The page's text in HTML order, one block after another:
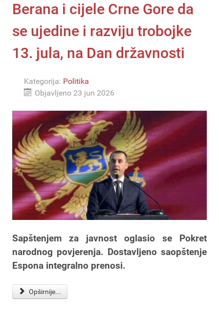
Berana i cijele Crne Gore da
se ujedine i razviju trobojke
13. jula, na Dan državnosti
Kategorija: Politika
Objavljeno 23 jun 2026
Sapštenjem za javnost oglasio se Pokret
narodnog povjerenja. Dostavljeno saopštenje
Espona integralno prenosi.
Opširnije...